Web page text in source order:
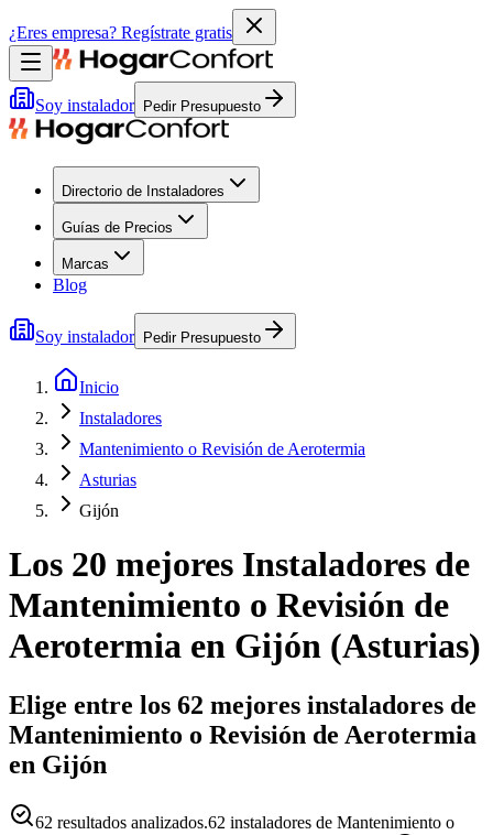
¿Eres empresa? Regístrate gratis
Soy instalador Pedir Presupuesto
Directorio de Instaladores
Guías de Precios
Marcas
Blog
Soy instalador Pedir Presupuesto
Inicio
Instaladores
Mantenimiento o Revisión de Aerotermia
Asturias
Gijón
Los 20 mejores Instaladores de
Mantenimiento o Revisión de
Aerotermia en Gijón (Asturias)
Elige entre los 62 mejores instaladores de
Mantenimiento o Revisión de Aerotermia
en Gijón
62 resultados analizados.62 instaladores de Mantenimiento o